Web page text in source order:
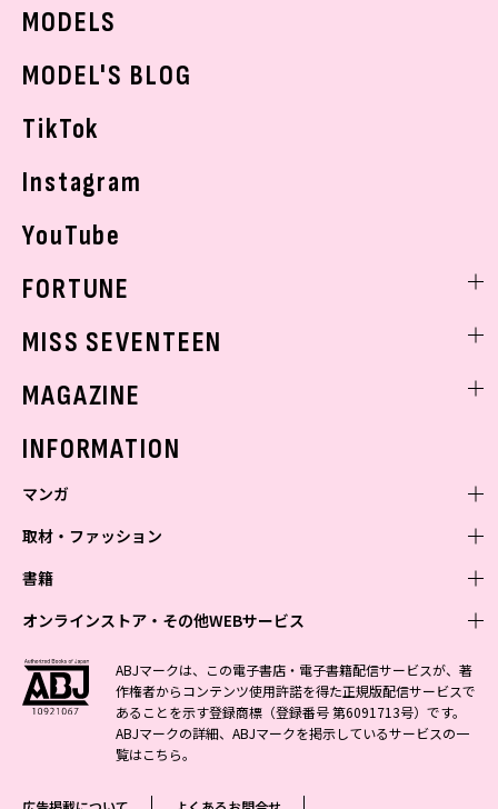
モデルの購入品
おでかけ
MODELS
MODEL'S BLOG
TikTok
Instagram
YouTube
FORTUNE
MISS SEVENTEEN
MAGAZINE
INFORMATION
マンガ
少年マンガ
Vジャンプ
最強ジャンプ
少年ジャンプ+
ジャンプTOON
ジャンプルーキー！
青年マンガ
ZEBRACK
S-MANGA
集英社ジャンプリミックス
少女マンガ
ZEBRACK
S-MANGA
集英社コミック文庫
女性マンガ
ジャンプTOON
集英社コミック文庫
取材・ファッション
ファッション・美容
BAILA
MAQUIA
芸能・情報・スポーツ
週プレNEWS
週プレ グラジャパ!
書籍
文芸・文庫・総合
小説すばる
集英社 文芸ステーション
web 集英社文庫
学芸・ノンフィクション・新書
1日5分で、明日は変わる よみタイ yomitai
集英社学芸部 - 学芸・ノンフィクション
集英社ビジネス書
ライトノベル・ノベライズ
集英社オレンジ文庫
ダッシュエックス文庫公式サイト
オンラインストア・その他WEBサービス
オンラインストア
OTO
SHUEISHA MANGA-ART HERITAGE
ジャンプキャラクターズストア
HAPPY PLUS STORE
その他WEBサービス
集英社アドナビ
ABJマークは、この電子書店・電子書籍配信サービスが、著
作権者からコンテンツ使用許諾を得た正規版配信サービスで
あることを示す登録商標（登録番号 第6091713号）です。
ABJマークの詳細、ABJマークを掲示しているサービスの一
覧はこちら。